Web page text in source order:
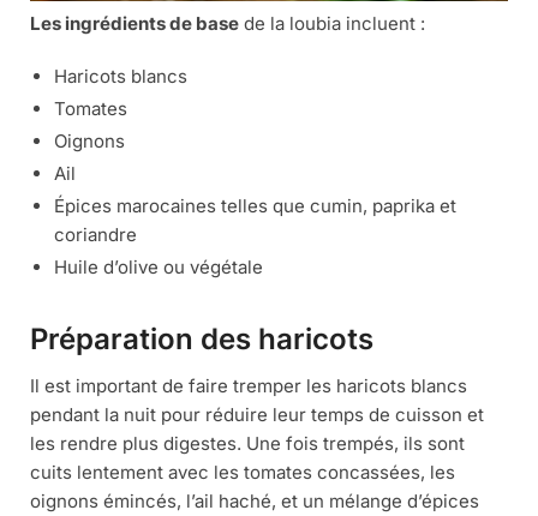
Les ingrédients de base de la loubia incluent :
Haricots blancs
Tomates
Oignons
Ail
Épices marocaines telles que cumin, paprika et
coriandre
Huile d’olive ou végétale
Préparation des haricots
Il est important de faire tremper les haricots blancs
pendant la nuit pour réduire leur temps de cuisson et
les rendre plus digestes. Une fois trempés, ils sont
cuits lentement avec les tomates concassées, les
oignons émincés, l’ail haché, et un mélange d’épices